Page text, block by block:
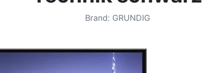
Brand: GRUNDIG